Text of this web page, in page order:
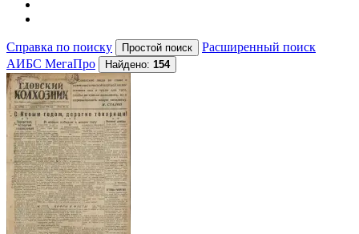
Справка по поиску
Расширенный поиск
АИБС МегаПро
Найдено: 154